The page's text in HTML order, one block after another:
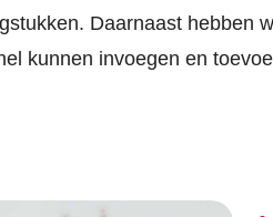
Daarnaast hebben
kunnen invoegen en